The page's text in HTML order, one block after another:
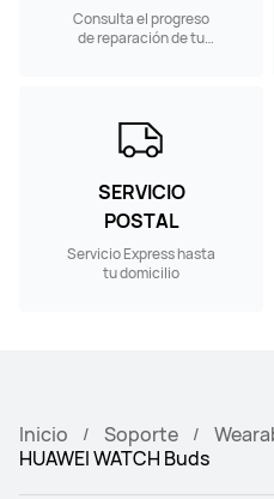
Consulta el progreso
de reparación de tu
SERVICIO
POSTAL
Servicio Express hasta
tu domicilio
Inicio Soporte
HUAWEI WATCH Buds